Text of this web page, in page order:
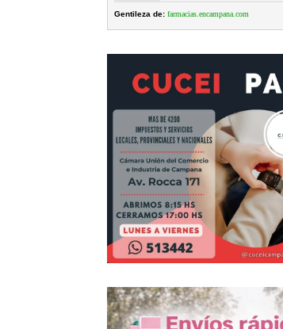
Gentileza de: farmacias.encampana.com